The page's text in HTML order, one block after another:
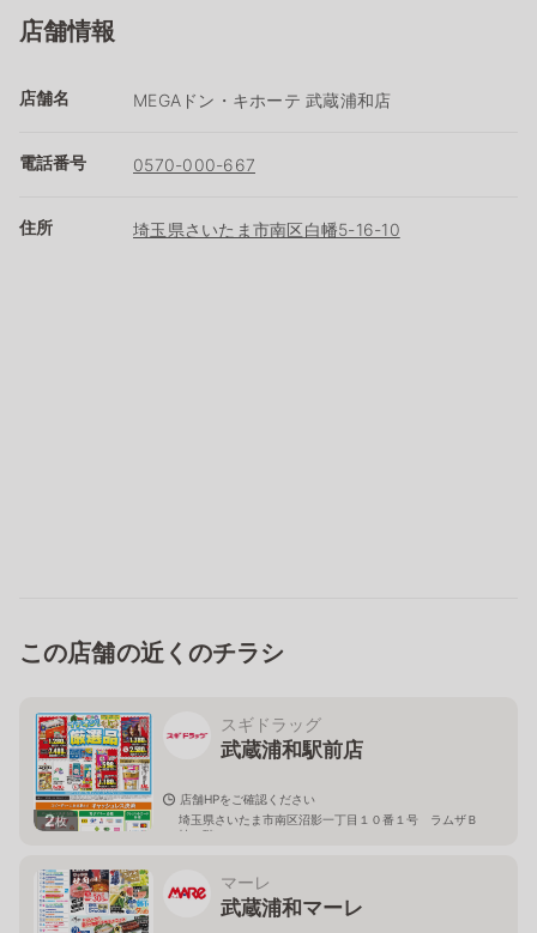
店舗情報
店舗名 MEGAドン・キホーテ 武蔵浦和店
電話番号 0570-000-667
住所 埼玉県さいたま市南区白幡5-16-10
この店舗の近くのチラシ
2枚
スギドラッグ
武蔵浦和駅前店
店舗HPをご確認ください
埼玉県さいたま市南区沼影一丁目１０番１号 ラムザＢ
棟１階
マーレ
武蔵浦和マーレ